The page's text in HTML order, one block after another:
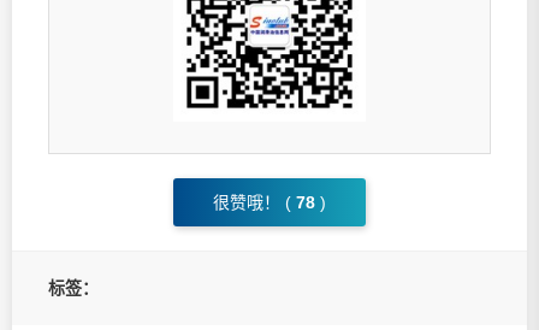
很赞哦！ ( 78 )
标签：